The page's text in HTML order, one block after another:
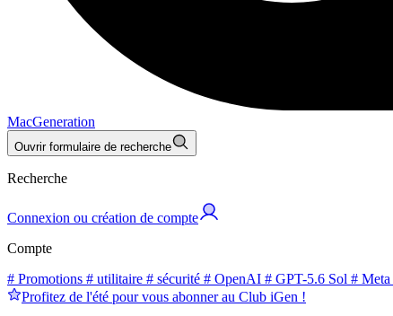
MacGeneration
Ouvrir formulaire de recherche
Recherche
Connexion ou création de compte
Compte
# Promotions # utilitaire # sécurité # OpenAI # GPT-5.6 Sol # Meta
Profitez de l'été pour vous abonner au Club iGen !